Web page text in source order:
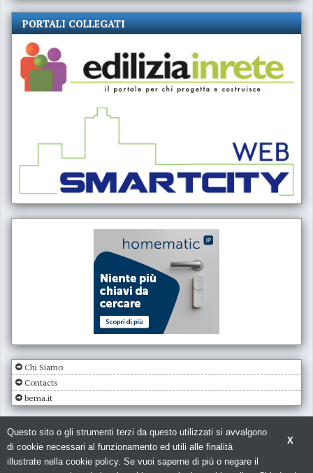
PORTALI COLLEGATI
Chi Siamo
Contacts
bema.it
X
Questo sito o gli strumenti terzi da questo utilizzati si avvalgono
di cookie necessari al funzionamento ed utili alle finalità
illustrate nella cookie policy. Se vuoi saperne di più o negare il